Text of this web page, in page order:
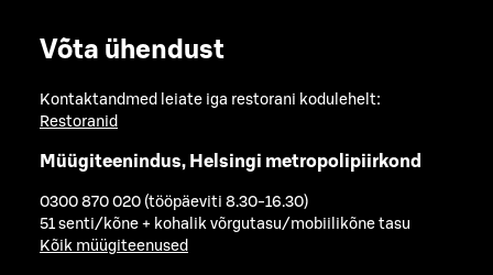
Võta ühendust
Kontaktandmed leiate iga restorani kodulehelt:
Restoranid
Müügiteenindus, Helsingi metropolipiirkond
0300 870 020 (tööpäeviti 8.30-16.30)
51 senti/kõne + kohalik võrgutasu/mobiilikõne tasu
Kõik müügiteenused